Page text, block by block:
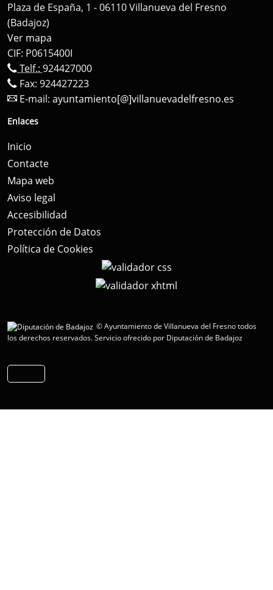
Plaza de España, 1 - 06110 Villanueva del Fresno
(Badajoz)
Ver mapa
CIF: P0615400I
Telf.: 924427000
Fax: 924427223
E-mail: ayuntamiento[@]villanuevadelfresno.es
Enlaces
Inicio
Contacte
Mapa web
Aviso legal
Accesibilidad
Protección de Datos
Política de Cookies
© Ayuntamiento de Villanueva del Fresno todos
los derechos reservados.Servicio ofrecido por Diputación de Badajoz